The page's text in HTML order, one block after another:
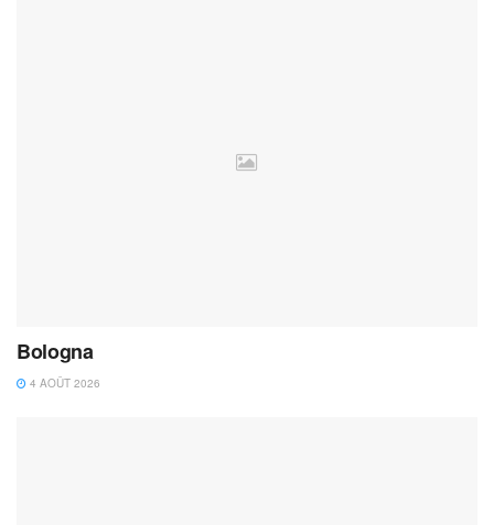
Bologna
4 AOÛT 2026